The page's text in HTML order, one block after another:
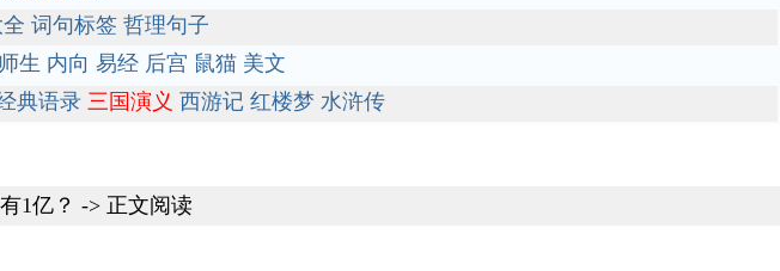
词句标签 哲理句子
师生 内向 易经 后宫 鼠猫 美文
典语录 三国演义 西游记 红楼梦 水浒传
1亿？ -> 正文阅读